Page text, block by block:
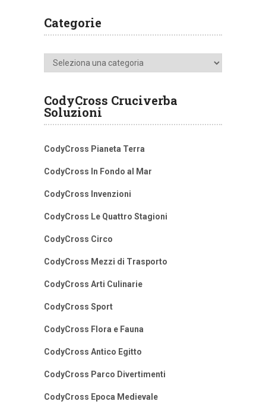
Categorie
Categorie
CodyCross Cruciverba
Soluzioni
CodyCross Pianeta Terra
CodyCross In Fondo al Mar
CodyCross Invenzioni
CodyCross Le Quattro Stagioni
CodyCross Circo
CodyCross Mezzi di Trasporto
CodyCross Arti Culinarie
CodyCross Sport
CodyCross Flora e Fauna
CodyCross Antico Egitto
CodyCross Parco Divertimenti
CodyCross Epoca Medievale